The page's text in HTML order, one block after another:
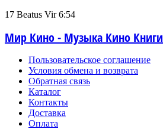
17 Beatus Vir 6:54
Мир Кино - Музыка Кино Книги
Пользовательское соглашение
Условия обмена и возврата
Обратная связь
Каталог
Контакты
Доставка
Оплата